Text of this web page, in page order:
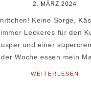
2. MÄRZ 2024
Keine Sorge,
Leckeres für den
und einer
Woche essen mein
WEITERLESEN